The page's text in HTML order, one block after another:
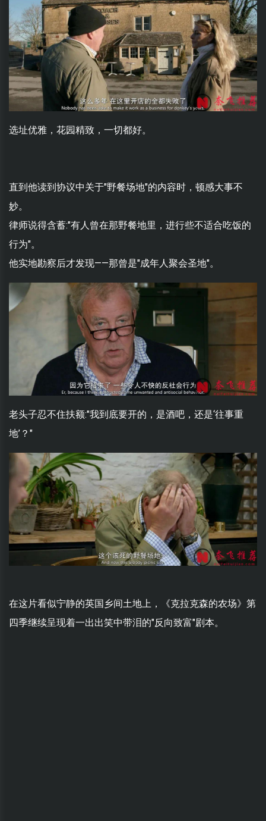
选址优雅，花园精致，一切都好。
直到他读到协议中关于"野餐场地"的内容时，顿感大事不
妙。
律师说得含蓄:"有人曾在那野餐地里，进行些不适合吃饭的
行为"。
他实地勘察后才发现——那曾是"成年人聚会圣地"。
老头子忍不住扶额:"我到底要开的，是酒吧，还是‘往事重
地’？"
在这片看似宁静的英国乡间土地上，《克拉克森的农场》第
四季继续呈现着一出出笑中带泪的"反向致富"剧本。